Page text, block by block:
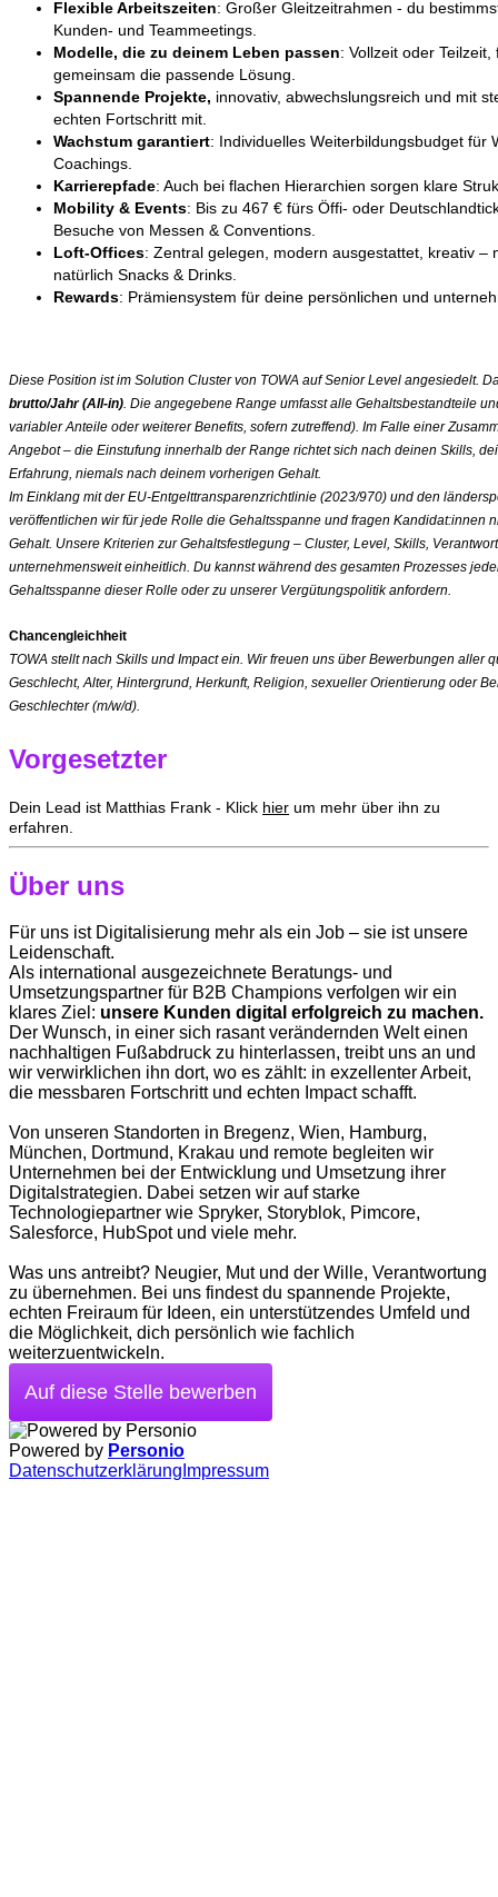
Flexible Arbeitszeiten: Großer Gleitzeitrahmen - du
Kunden- und Teammeetings.
Modelle, die zu deinem Leben passen: Vollzeit oder
gemeinsam die passende Lösung.
Spannende Projekte, innovativ, abwechslungsreich und mit
echten Fortschritt mit.
Wachstum garantiert: Individuelles Weiterbildungsbudget für
Coachings.
Karrierepfade: Auch bei flachen Hierarchien sorgen klare
Mobility & Events: Bis zu 467 € fürs Öffi- oder
Besuche von Messen & Conventions.
Loft-Offices: Zentral gelegen, modern ausgestattet, kreativ –
natürlich Snacks & Drinks.
Rewards: Prämiensystem für deine persönlichen und
Diese Position ist im Solution Cluster von TOWA auf Senior Level angesiedelt.
brutto/Jahr (All-in) . Die angegebene Range umfasst alle Gehaltsbestandteile
variabler Anteile oder weiterer Benefits, sofern zutreffend). Im Falle einer
Angebot – die Einstufung innerhalb der Range richtet sich nach deinen Skills,
Erfahrung, niemals nach deinem vorherigen Gehalt.
Im Einklang mit der EU-Entgelttransparenzrichtlinie (2023/970) und den
veröffentlichen wir für jede Rolle die Gehaltsspanne und fragen Kandidat:innen
Gehalt. Unsere Kriterien zur Gehaltsfestlegung – Cluster, Level, Skills,
unternehmensweit einheitlich. Du kannst während des gesamten Prozesses
Gehaltsspanne dieser Rolle oder zu unserer Vergütungspolitik anfordern.
Chancengleichheit
TOWA stellt nach Skills und Impact ein. Wir freuen uns über Bewerbungen aller
Geschlecht, Alter, Hintergrund, Herkunft, Religion, sexueller Orientierung oder
Geschlechter (m/w/d).
Vorgesetzter
Dein Lead ist Matthias Frank - Klick hier um mehr über ihn zu
erfahren.
Über uns
Für uns ist Digitalisierung mehr als ein Job – sie ist unsere
Leidenschaft.
Als international ausgezeichnete Beratungs- und
Umsetzungspartner für B2B Champions verfolgen wir ein
klares Ziel: unsere Kunden digital erfolgreich zu machen.
Der Wunsch, in einer sich rasant verändernden Welt einen
nachhaltigen Fußabdruck zu hinterlassen, treibt uns an und
wir verwirklichen ihn dort, wo es zählt: in exzellenter Arbeit,
die messbaren Fortschritt und echten Impact schafft.
Von unseren Standorten in Bregenz, Wien, Hamburg,
München, Dortmund, Krakau und remote begleiten wir
Unternehmen bei der Entwicklung und Umsetzung ihrer
Digitalstrategien. Dabei setzen wir auf starke
Technologiepartner wie Spryker, Storyblok, Pimcore,
Salesforce, HubSpot und viele mehr.
Was uns antreibt? Neugier, Mut und der Wille, Verantwortung
zu übernehmen. Bei uns findest du spannende Projekte,
echten Freiraum für Ideen, ein unterstützendes Umfeld und
die Möglichkeit, dich persönlich wie fachlich
weiterzuentwickeln.
Auf diese Stelle bewerben
Powered by Personio
Datenschutzerklärung Impressum